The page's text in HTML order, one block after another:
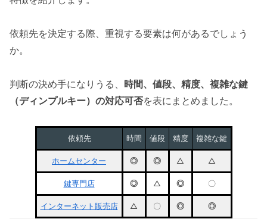
依頼先を決定する際、重視する要素は何があるでしょう
か。
判断の決め手になりうる、 時間、値段、精度、複雑な鍵
（ディンプルキー）の対応可否を表にまとめました。
依頼先 時間 値段 精度 複雑な鍵
ホームセンター ◎ ◎ △ △
鍵専門店 ◎ △ ◎ 〇
インターネット販売店 △ 〇 ◎ ◎